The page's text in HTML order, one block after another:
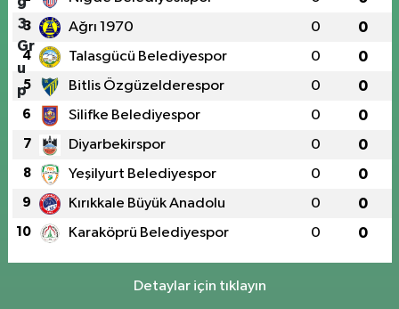
3 Ağrı 1970 0 0
4 Talasgücü Belediyespor 0 0
5 Bitlis Özgüzelderespor 0 0
6 Silifke Belediyespor 0 0
7 Diyarbekirspor 0 0
8 Yeşilyurt Belediyespor 0 0
9 Kırıkkale Büyük Anadolu 0 0
10 Karaköprü Belediyespor 0 0
Detaylar için tıklayın